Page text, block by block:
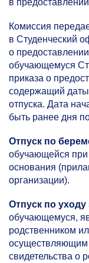
Комиссия
в Студенческий
о
обучающемуся
приказа о
содержащий даты
отпуска. Дата
быть ранее дня
Отпуск по
обучающейся при
основания
организации).
Отпуск по уходу
обучающемуся,
родственником
осуществляющим
свидетельства о